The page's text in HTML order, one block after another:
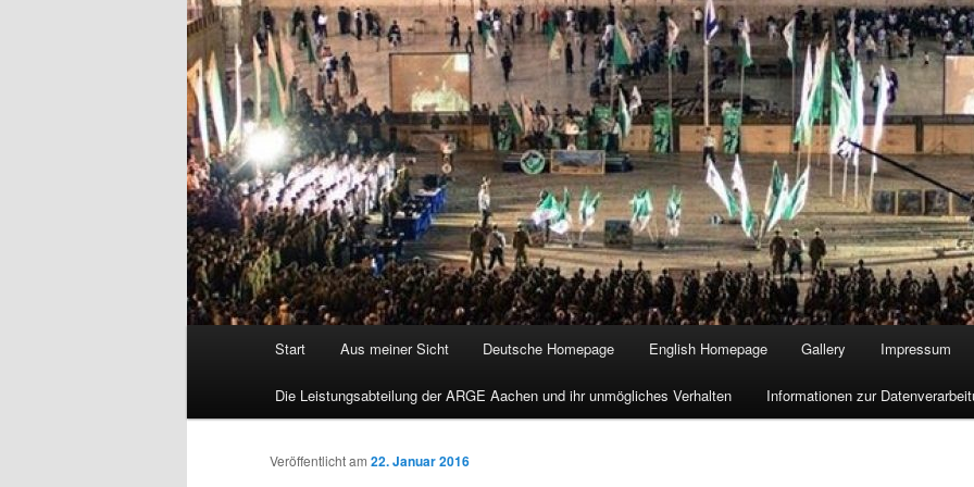
Start Aus meiner Sicht Deutsche Homepage English Homepage Gallery Impressum
Die Leistungsabteilung der ARGE Aachen und ihr unmögliches Verhalten Informationen zur
Veröffentlicht am 22. Januar 2016